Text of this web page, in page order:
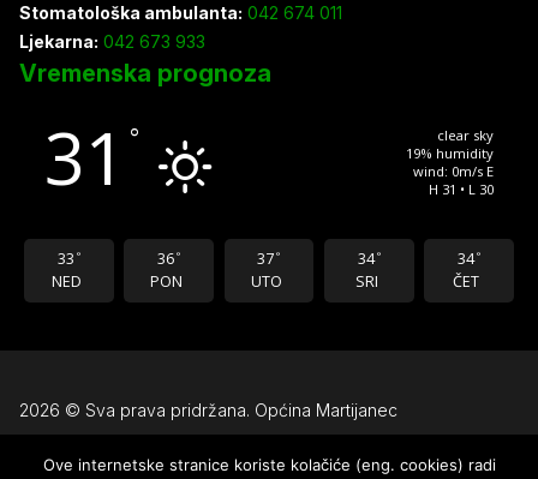
Stomatološka ambulanta: 042 674 011
Ljekarna: 042 673 933
Vremenska prognoza
31 °
clear sky
19% humidity
wind: 0m/s E
H 31 • L 30
33 °
NED
36 °
PON
37 °
UTO
34 °
SRI
34 °
ČET
2026 © Sva prava pridržana. Općina Martijanec
Uvjeti korištenja
Ove internetske stranice koriste kolačiće (eng. cookies) radi